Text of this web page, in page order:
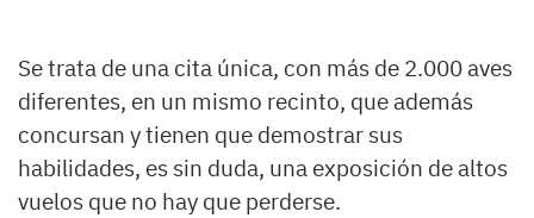
Se trata de una cita única, con más de 2.000 aves
diferentes, en un mismo recinto, que además
concursan y tienen que demostrar sus
habilidades, es sin duda, una exposición de altos
vuelos que no hay que perderse.